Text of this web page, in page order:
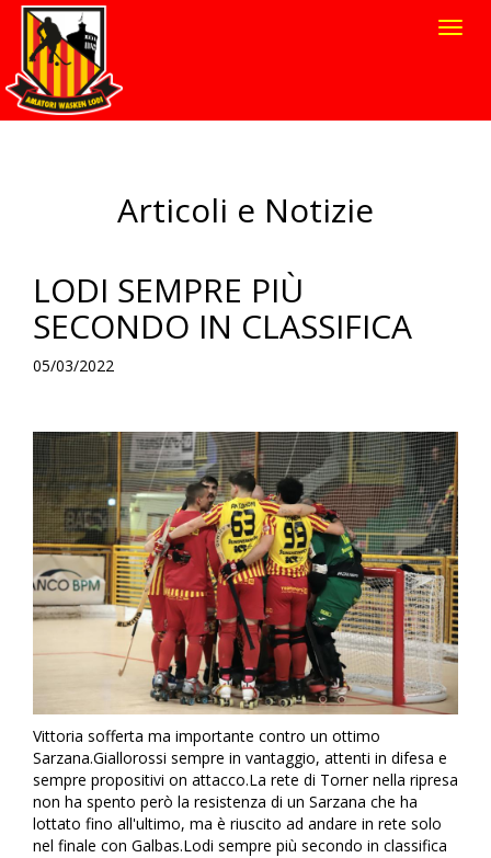
Articoli e Notizie
LODI SEMPRE PIÙ
SECONDO IN CLASSIFICA
05/03/2022
Vittoria sofferta ma importante contro un ottimo
Sarzana.Giallorossi sempre in vantaggio, attenti in difesa e
sempre propositivi on attacco.La rete di Torner nella ripresa
non ha spento però la resistenza di un Sarzana che ha
lottato fino all'ultimo, ma è riuscito ad andare in rete solo
nel finale con Galbas.Lodi sempre più secondo in classifica